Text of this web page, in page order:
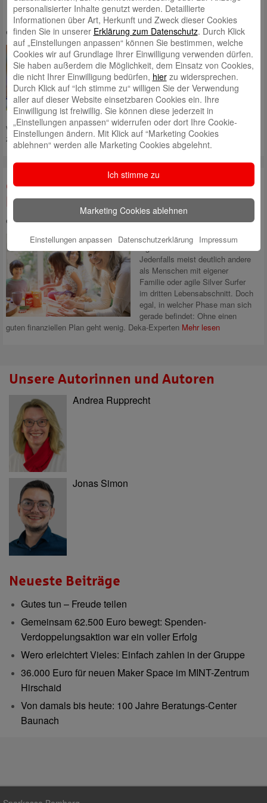
DAX – Wie steht es um die Dividende?
eingestellt vonAndrea Rupprechtam 16. März 2021
Die Hauptversammlungssaison
startet – und damit naht auch
Klarheit darüber, wie
Wertpapiersparer für ihr
Engagement in Aktien belohnt
werden. Trotz Corona sieht es da
dank sich seit Herbst 2020
wieder erholender Unternehmensgewinne längst nicht so düster aus, wie
zu befürchtenMehr lesen
Ob jünger oder älter – ein Plan muss
her: Altersvorsorge
eingestellt vonJonas Simonam 22. Februar 2021
Berufsanfänger haben ganz
eigene Wünsche und Ziele.
Jedenfalls meist deutlich andere
als Menschen mit eigener
Familie oder agile Silver Surfer
im dritten Lebensabschnitt. Doch
egal, in welcher Phase man sich
gerade befindet: Ohne einen
guten finanziellen Plan geht wenig. Deka-Experten Mehr lesen
Unsere Autorinnen und Autoren
Andrea Rupprecht
Jonas Simon
Neueste Beiträge
Gutes tun – Freude teilen
Gemeinsam 62.500 Euro bewegt: Spenden-
Verdoppelungsaktion war ein voller Erfolg
Wero erleichtert Vieles: Einfach zahlen in der Gruppe
36.000 Euro für neuen Maker Space im MINT-Zentrum
Hirschaid
Von damals bis heute: 100 Jahre Beratungs-Center
Baunach
personalisierter Inhalte genutzt werden. Detaillierte
Informationen über Art, Herkunft und Zweck dieser Cookies
finden Sie in unserer Erklärung zum Datenschutz. Durch Klick
auf „Einstellungen anpassen“ können Sie bestimmen, welche
Cookies wir auf Grundlage Ihrer Einwilligung verwenden dürfen.
Sie haben außerdem die Möglichkeit, dem Einsatz von Cookies,
die nicht Ihrer Einwilligung bedürfen, hierzu widersprechen.
Durch Klick auf “Ich stimme zu“ willigen Sie der Verwendung
aller auf dieser Website einsetzbaren Cookies ein. Ihre
Einwilligung ist freiwillig. Sie können diese jederzeit in
„Einstellungen anpassen“ widerrufen oder dort Ihre Cookie-
Einstellungen ändern. Mit Klick auf “Marketing Cookies
ablehnen“ werden alle Marketing Cookies abgelehnt.
Ich stimme zu
Marketing Cookies ablehnen
Einstellungen anpassen Datenschutzerklärung Impressum